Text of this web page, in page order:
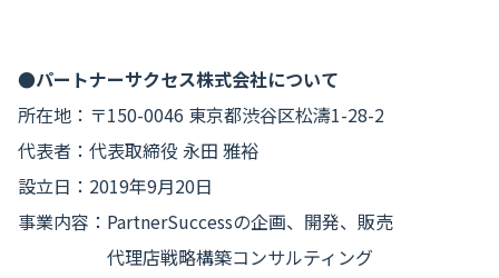
●パートナーサクセス株式会社について
所在地：〒150-0046 東京都渋谷区松濤1-28-2
代表者：代表取締役 永田 雅裕
設立日：2019年9月20日
事業内容：PartnerSuccessの企画、開発、販売
代理店戦略構築コンサルティング